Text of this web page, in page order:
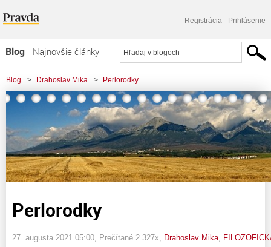
Registrácia Prihlásenie
Blog
Najnovšie články
Najčítanejšie články
Najkomentovanejšie články
Zoznam blogov
Komerčné blogy
Blog > Drahoslav Mika > Perlorodky
Perlorodky
27. augusta 2021 05:00 , Prečítané 2 327x, Drahoslav Mika